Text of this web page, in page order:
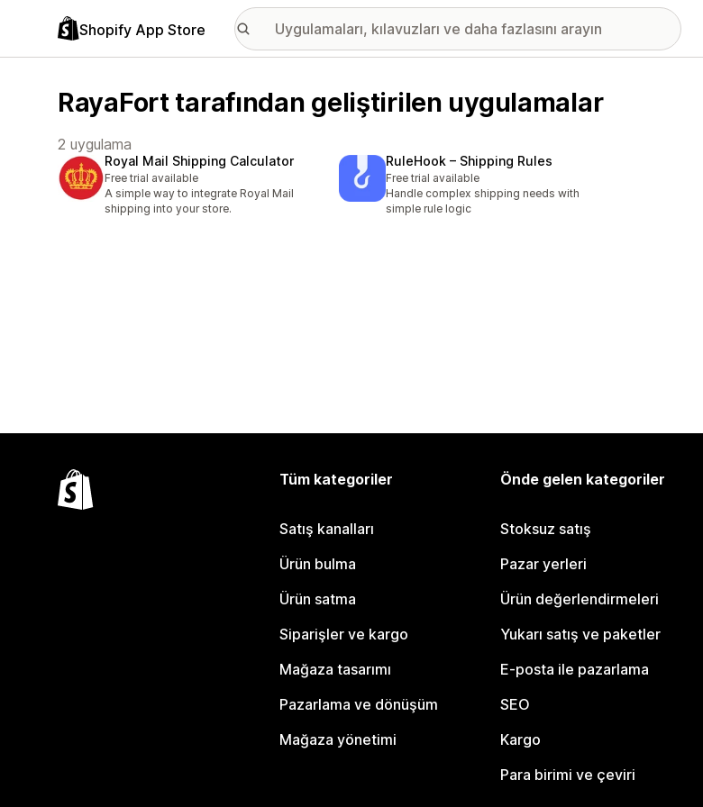
Shopify App Store
RayaFort tarafından geliştirilen uygulamalar
2 uygulama
Royal Mail Shipping Calculator
Free trial available
A simple way to integrate Royal Mail
shipping into your store.
RuleHook – Shipping Rules
Free trial available
Handle complex shipping needs with
simple rule logic
Tüm kategoriler
Satış kanalları
Ürün bulma
Ürün satma
Siparişler ve kargo
Mağaza tasarımı
Pazarlama ve dönüşüm
Mağaza yönetimi
Önde gelen kategoriler
Stoksuz satış
Pazar yerleri
Ürün değerlendirmeleri
Yukarı satış ve paketler
E-posta ile pazarlama
SEO
Kargo
Para birimi ve çeviri